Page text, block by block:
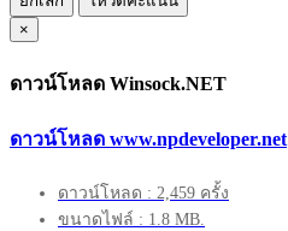
×
ดาวน์โหลด Winsock.NET
ดาวน์โหลด www.npdeveloper.net
ดาวน์โหลด : 2,459 ครั้ง
ขนาดไฟล์ : 1.8 MB.